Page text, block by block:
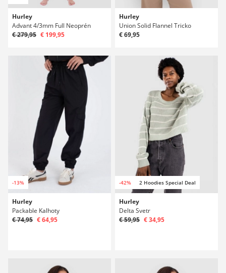
Hurley
Advant 4/3mm Full Neoprén
€ 279,95 € 199,95
Hurley
Union Solid Flannel Tricko
€ 69,95
-13%
Hurley
Packable Kalhoty
€ 74,95 € 64,95
-42% 2 Hoodies Special Deal
Hurley
Delta Svetr
€ 59,95 € 34,95